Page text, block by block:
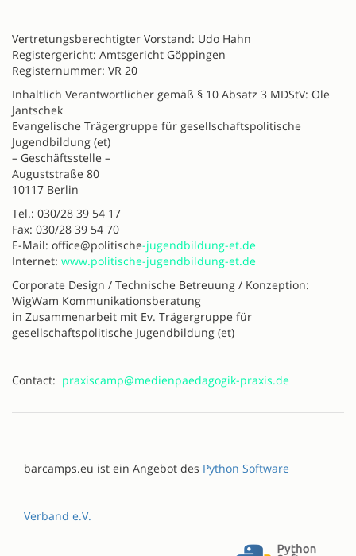
Vertretungsberechtigter Vorstand: Udo Hahn
Registergericht: Amtsgericht Göppingen
Registernummer: VR 20
Inhaltlich Verantwortlicher gemäß § 10 Absatz 3 MDStV: Ole
Jantschek
Evangelische Trägergruppe für gesellschaftspolitische
Jugendbildung (et)
– Geschäftsstelle –
Auguststraße 80
10117 Berlin
Tel.: 030/28 39 54 17
Fax: 030/28 39 54 70
E-Mail: office@politische-jugendbildung-et.de
Internet: www.politische-jugendbildung-et.de
Corporate Design / Technische Betreuung / Konzeption:
WigWam Kommunikationsberatung
in Zusammenarbeit mit Ev. Trägergruppe für
gesellschaftspolitische Jugendbildung (et)
Contact: praxiscamp@medienpaedagogik-praxis.de
barcamps.eu ist ein Angebot des Python Software
Verband e.V.